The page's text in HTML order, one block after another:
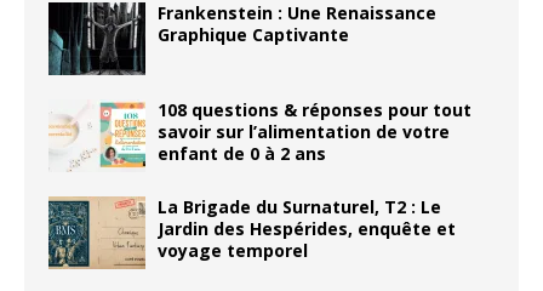
Frankenstein : Une Renaissance
Graphique Captivante
108 questions & réponses pour tout
savoir sur l’alimentation de votre
enfant de 0 à 2 ans
La Brigade du Surnaturel, T2 : Le
Jardin des Hespérides, enquête et
voyage temporel